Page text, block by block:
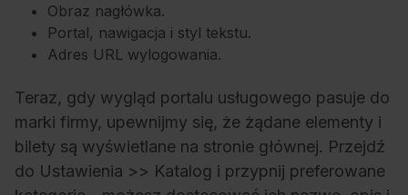
Obraz nagłówka.
Portal, nawigacja i styl tekstu.
Adres URL wylogowania.
Teraz, gdy wygląd portalu usługowego pasuje do
marki firmy, upewnijmy się, że żądane elementy i
bilety są wyświetlane na stronie głównej. Przejdź
do Ustawienia >> Katalog i przypnij preferowane